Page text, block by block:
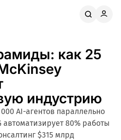
как 25
индустрию
AI-агентов параллельно
автоматизирует 80% работы
$315 млрд